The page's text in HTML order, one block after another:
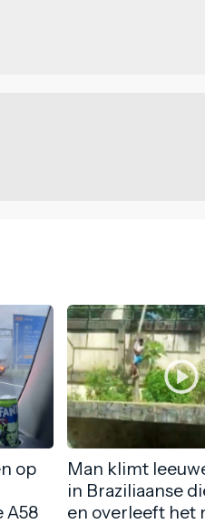
op
A58
Man klimt
in Braziliaanse
en overleeft het